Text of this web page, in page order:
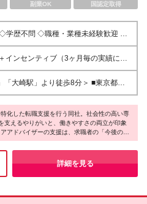
副業OK 国認定取得
◇学歴不問 ◇職種・業種未経験歓迎 ◇
ルをお持ちの方 └Word・Excelの基
方 └Gmail・Slackなどのコミュニケー
くために仕
評価されたい ・営業には興味がある
り込みはしたくない ・誰かの人生を
がしたい ・人と信頼関係を築くこと
、結果に向き合う姿勢は大切にしてい
インセンティブ（3ヶ月毎の実績に応
記月給には月30時間分の固定残業代
～月8万3600円）を含みます。固定残
崎駅」より徒歩8分＞ ■東京都品
28 OSビルディング7階 ※原則出
に慣れた後は週1日リモート勤務も可
伴う転勤はありません ※受動喫煙防止
化した転職支援を行う同社。社会性の高い専
支えるやりがいと、働きやすさの両立が印象
アドバイザーの支援は、求職者の「今後の暮
の。就業後の感謝の言葉は、関わりが笑顔に
一方、定時退社・土日祝休みといった環境の
を楽しんだり、家族との時間を優先したり。
形”が尊重されています。
詳細を見る